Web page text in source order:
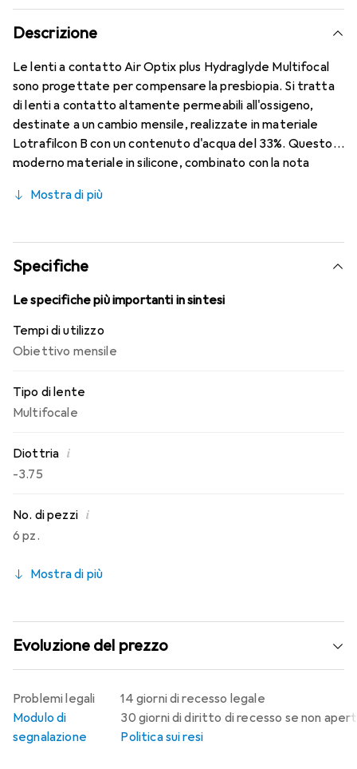
Descrizione
Le lenti a contatto Air Optix plus Hydraglyde Multifocal
sono progettate per compensare la presbiopia. Si tratta
di lenti a contatto altamente permeabili all'ossigeno,
destinate a un cambio mensile, realizzate in materiale
Lotrafilcon B con un contenuto d'acqua del 33%. Questo
moderno materiale in silicone, combinato con la nota
SmartShield, garantisce un'ottimale umidificazione della
utilizzo prolungato. Grazie alla tecnologia Precision
Transition Design, è possibile avere una visione nitida a
tutte le distanze.
Mostra di più
Specifiche
Le specifiche più importanti in sintesi
Tempi di utilizzo
Obiettivo mensile
Tipo di lente
Multifocale
Diottria i
-3.75
No. di pezzi i
6 pz.
Mostra di più
Evoluzione del prezzo
14 giorni di recesso legale
30 giorni di diritto di recesso se non
Politica sui resi
Problemi legali
Modulo di
segnalazione